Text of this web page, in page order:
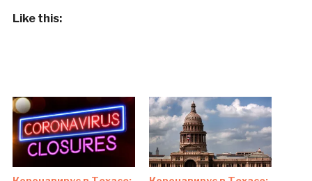
Like this: